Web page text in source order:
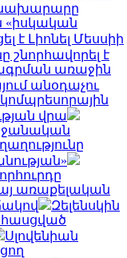
«իսկական
է Լիոնել Մեսսիի
շնորհավորել է
առաջին
անօդաչու
վրա
առաքելական
Զելենսկին
հասցված
Սլովենիան